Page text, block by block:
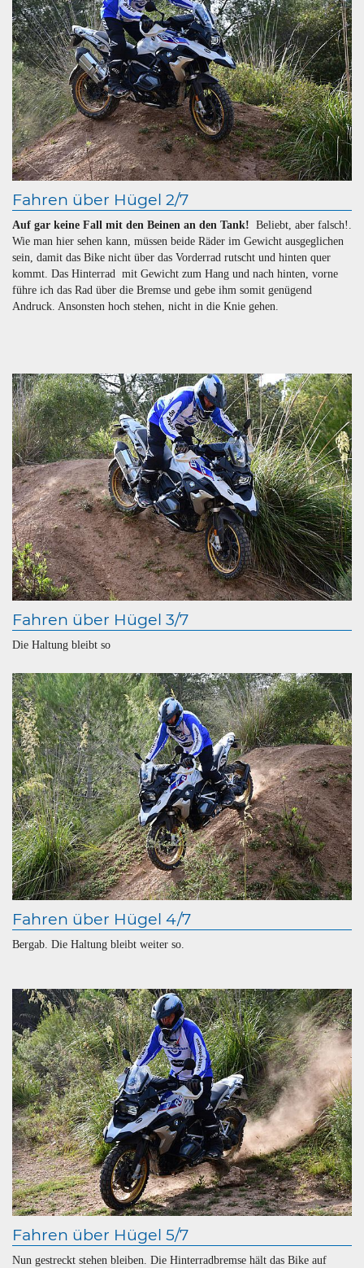
Fahren über Hügel 2/7
Auf gar keine Fall mit den Beinen an den Tank! Beliebt, aber falsch!.
Wie man hier sehen kann, müssen beide Räder im Gewicht ausgeglichen
sein, damit das Bike nicht über das Vorderrad rutscht und hinten quer
kommt. Das Hinterrad mit Gewicht zum Hang und nach hinten, vorne
führe ich das Rad über die Bremse und gebe ihm somit genügend
Andruck. Ansonsten hoch stehen, nicht in die Knie gehen.
Fahren über Hügel 3/7
Die Haltung bleibt so
Fahren über Hügel 4/7
Bergab. Die Haltung bleibt weiter so.
Fahren über Hügel 5/7
Nun gestreckt stehen bleiben. Die Hinterradbremse hält das Bike auf